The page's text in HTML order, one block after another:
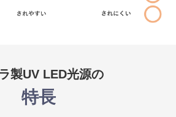
製UV LED光源の
特長